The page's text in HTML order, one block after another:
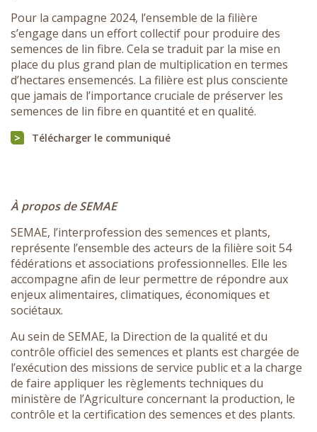
Pour la campagne 2024, l’ensemble de la filière
s’engage dans un effort collectif pour produire des
semences de lin fibre. Cela se traduit par la mise en
place du plus grand plan de multiplication en termes
d’hectares ensemencés. La filière est plus consciente
que jamais de l’importance cruciale de préserver les
semences de lin fibre en quantité et en qualité.
Télécharger le communiqué
À propos de SEMAE
SEMAE, l’interprofession des semences et plants,
représente l’ensemble des acteurs de la filière soit 54
fédérations et associations professionnelles. Elle les
accompagne afin de leur permettre de répondre aux
enjeux alimentaires, climatiques, économiques et
sociétaux.
Au sein de SEMAE, la Direction de la qualité et du
contrôle officiel des semences et plants est chargée de
l’exécution des missions de service public et a la charge
de faire appliquer les règlements techniques du
ministère de l’Agriculture concernant la production, le
contrôle et la certification des semences et des plants.